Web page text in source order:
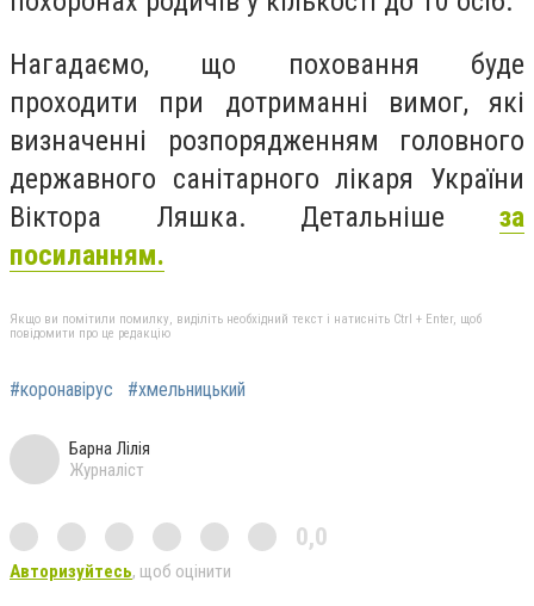
Нагадаємо, що поховання буде
проходити при дотриманні вимог, які
визначенні розпорядженням головного
державного санітарного лікаря України
Віктора Ляшка. Детальніше за
посиланням.
Якщо ви помітили помилку, виділіть необхідний текст і натисніть Ctrl + Enter, щоб
повідомити про це редакцію
#коронавірус #хмельницький
Барна Лілія
Журналіст
0,0
Авторизуйтесь, щоб оцінити